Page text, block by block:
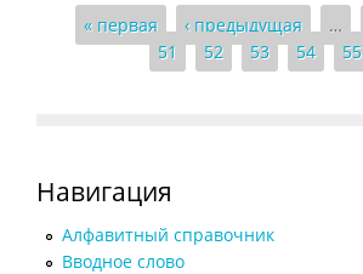
Страницы
« первая ‹ предыдущая …
51
52 53 54 55
Навигация
Алфавитный справочник
Вводное слово